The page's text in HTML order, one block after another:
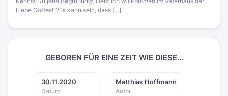
Liebe Gottes!“?Es kann sein, dass [...]
GEBOREN FÜR EINE ZEIT WIE DIESE…
30.11.2020
Datum
Matthias Hoffmann
Autor